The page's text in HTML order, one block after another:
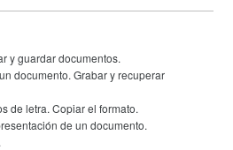
y guardar documentos.
documento. Grabar y recuperar
de letra. Copiar el formato.
de un documento.